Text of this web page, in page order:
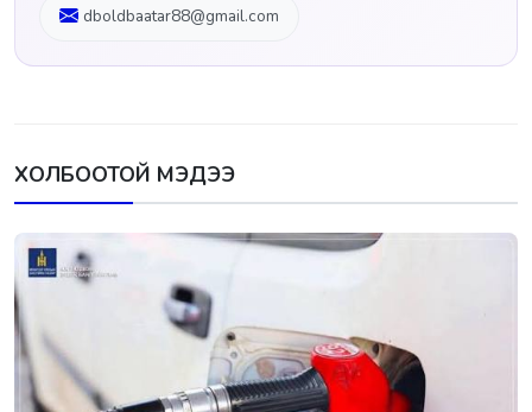
dboldbaatar88@gmail.com
ХОЛБООТОЙ МЭДЭЭ